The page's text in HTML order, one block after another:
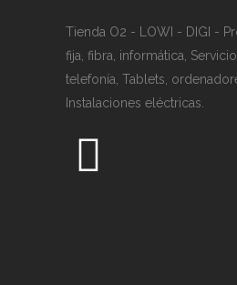
Tienda O2 - LOWI - DIGI -
fija, fibra, informática,
telefonía, Tablets,
Instalaciones eléctricas.